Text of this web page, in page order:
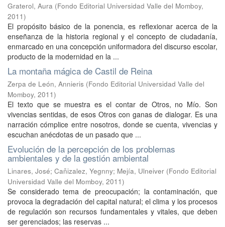
Graterol, Aura (Fondo Editorial Universidad Valle del Momboy,
2011)
El propósito básico de la ponencia, es reflexionar acerca de la
enseñanza de la historia regional y el concepto de ciudadanía,
enmarcado en una concepción uniformadora del discurso escolar,
producto de la modernidad en la ...
La montaña mágica de Castil de Reina
Zerpa de León, Annieris (Fondo Editorial Universidad Valle del
Momboy, 2011)
El texto que se muestra es el contar de Otros, no Mío. Son
vivencias sentidas, de esos Otros con ganas de dialogar. Es una
narración cómplice entre nosotros, donde se cuenta, vivencias y
escuchan anécdotas de un pasado que ...
Evolución de la percepción de los problemas
ambientales y de la gestión ambiental
Linares, José; Cañizalez, Yegnny; Mejía, Ulneiver (Fondo Editorial
Universidad Valle del Momboy, 2011)
Se considerado tema de preocupación; la contaminación, que
provoca la degradación del capital natural; el clima y los procesos
de regulación son recursos fundamentales y vitales, que deben
ser gerenciados; las reservas ...